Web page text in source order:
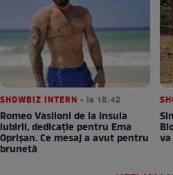
SHOWBIZ INTERN • la 18:42
Romeo Vasiloni de la Insula
iubirii, dedicație pentru Ema
Oprișan. Ce mesaj a avut pentru
brunetă